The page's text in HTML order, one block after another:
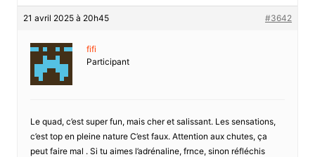
21 avril 2025 à 20h45 #3642
fifi
Participant
Le quad, c’est super fun, mais cher et salissant. Les sensations,
c’est top en pleine nature C’est faux. Attention aux chutes, ça
peut faire mal . Si tu aimes l’adrénaline, frnce, sinon réfléchis